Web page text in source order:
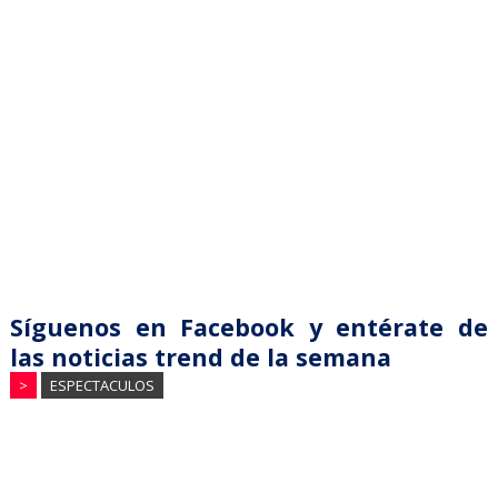
Síguenos en Facebook y entérate de
las noticias trend de la semana
> ESPECTACULOS